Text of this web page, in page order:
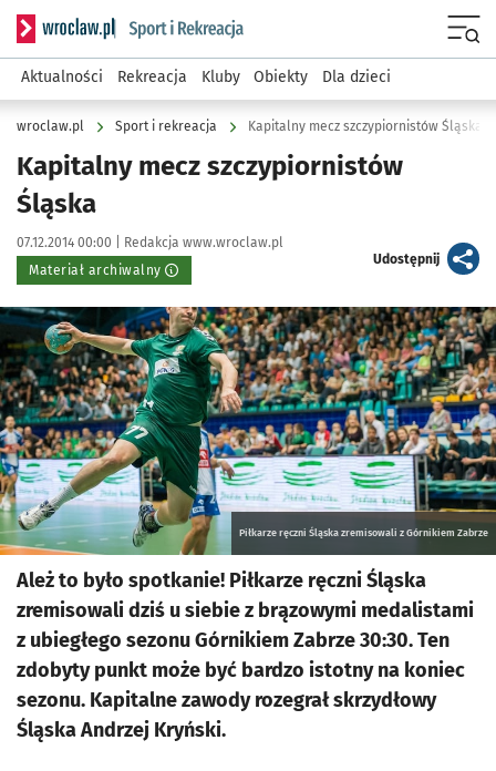
Serwis informacyjny wroclaw.pl podserwis: Sport i rekreacja
Aktualności Rekreacja Kluby Obiekty Dla dzieci
wroclaw.pl Sport i rekreacja Kapitalny mecz szczypiornistów Śląska
Kapitalny mecz szczypiornistów
Śląska
Data publikacji:
07.12.2014 00:00 | Autor:
Redakcja www.wroclaw.pl
Materiał archiwalny
Udostępnijartykuł
Kliknij, aby powiększyć
Piłkarze ręczni Śląska zremisowali z Górnikiem Zabrze
Ależ to było spotkanie! Piłkarze ręczni Śląska
zremisowali dziś u siebie z brązowymi medalistami
z ubiegłego sezonu Górnikiem Zabrze 30:30. Ten
zdobyty punkt może być bardzo istotny na koniec
sezonu. Kapitalne zawody rozegrał skrzydłowy
Śląska Andrzej Kryński.